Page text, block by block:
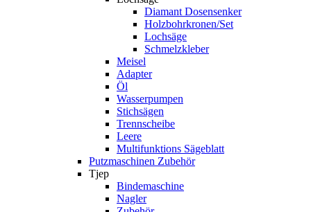
Diamant Dosensenker
Holzbohrkronen/Set
Lochsäge
Schmelzkleber
Meisel
Adapter
Öl
Wasserpumpen
Stichsägen
Trennscheibe
Leere
Multifunktions Sägeblatt
Putzmaschinen Zubehör
Tjep
Bindemaschine
Nagler